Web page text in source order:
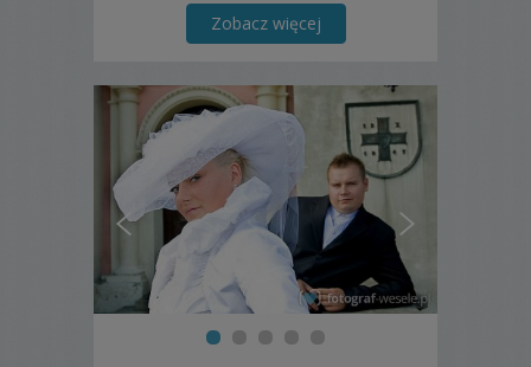
miłość i szczęście... Zapraszam!
Zobacz więcej